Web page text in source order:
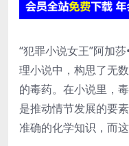
“犯罪小说女王”阿加
理小说中，构思了无
的毒药。在小说里，
是推动情节发展的要
准确的化学知识，而